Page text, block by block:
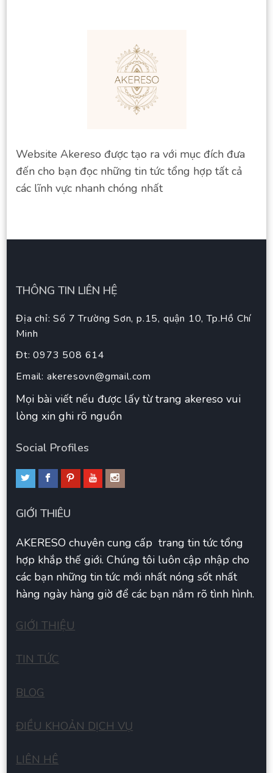
Website Akereso được tạo ra với mục đích đưa
đến cho bạn đọc những tin tức tổng hợp tất cả
các lĩnh vực nhanh chóng nhất
THÔNG TIN LIÊN HỆ
Địa chỉ: Số 7 Trường Sơn, p.15, quận 10, Tp.Hồ Chí
Minh
Đt: 0973 508 614
Email: akeresovn@gmail.com
Mọi bài viết nếu được lấy từ trang akereso vui
lòng xin ghi rõ nguồn
Social Profiles
GIỚI THIÊU
AKERESO chuyên cung cấp trang tin tức tổng
hợp khắp thế giới. Chúng tôi luôn cập nhập cho
các bạn những tin tức mới nhất nóng sốt nhất
hàng ngày hàng giờ để các bạn nắm rõ tình hình.
GIỚI THIỆU
TIN TỨC
BLOG
ĐIỀU KHOẢN DỊCH VỤ
LIÊN HÊ